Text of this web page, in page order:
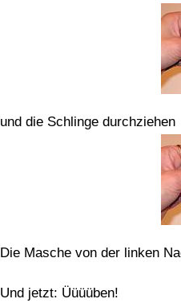
und die Schlinge durchziehen
Die Masche von der linken
Und jetzt: Üüüüben!